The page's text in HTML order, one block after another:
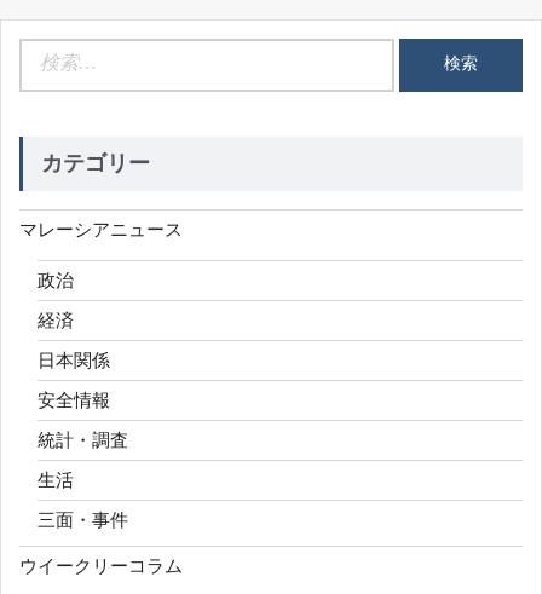
カテゴリー
マレーシアニュース
政治
経済
日本関係
安全情報
統計・調査
生活
三面・事件
ウイークリーコラム